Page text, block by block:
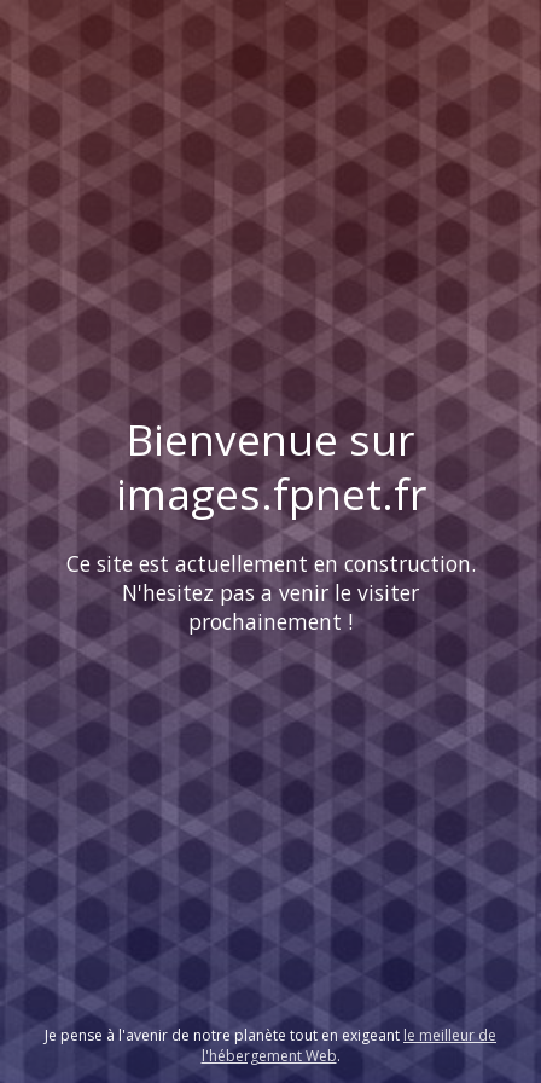
Bienvenue sur
images.fpnet.fr
Ce site est actuellement en construction.
N'hesitez pas a venir le visiter
prochainement !
Je pense à l'avenir de notre planète tout en exigeant le meilleur de
l'hébergement Web.